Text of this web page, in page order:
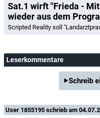
Sat.1 wirft "Frieda -
wieder aus dem
Scripted Reality soll
Leserkommentare
Schreib
User 1855195 schrieb am